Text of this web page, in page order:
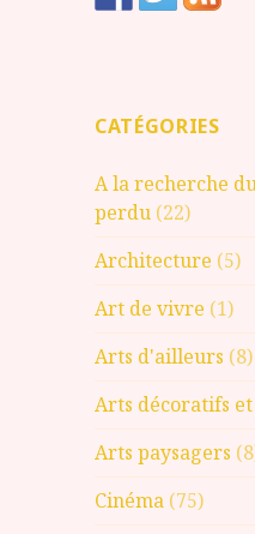
CATÉGORIES
A la recherche
perdu (22)
Architecture (5)
Art de vivre (1)
Arts d'ailleurs (8)
Arts décoratifs
Arts paysagers
Cinéma (75)